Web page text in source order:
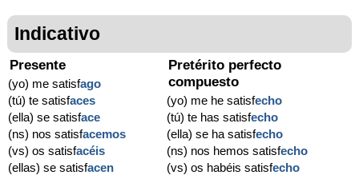
Indicativo
Presente
(yo) me satisfago
(tú) te satisfaces
(ella) se satisface
(ns) nos satisfacemos
(vs) os satisfacéis
(ellas) se satisfacen
Pretérito perfecto
compuesto
(yo) me he satisfecho
(tú) te has satisfecho
(ella) se ha satisfecho
(ns) nos hemos satisfecho
(vs) os habéis satisfecho